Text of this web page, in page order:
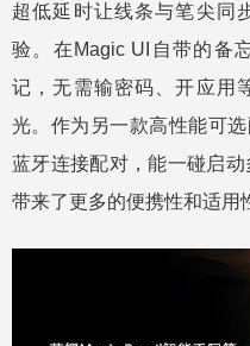
超低延时让线条与笔尖同
验。在Magic UI自带的备
记，无需输密码、开应用
光。作为另一款高性能可
蓝牙连接配对，能一碰启
带来了更多的便携性和适用